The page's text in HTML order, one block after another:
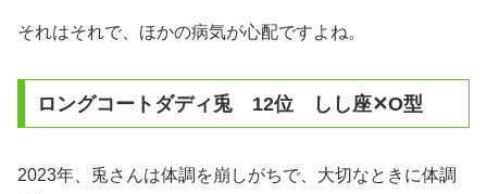
それはそれで、ほかの病気が心配ですよね。
ロングコートダディ兎 12位 しし座✕O型
2023年、兎さんは体調を崩しがちで、大切なときに体調